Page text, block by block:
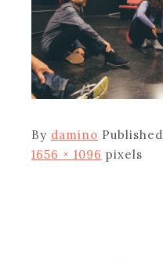
By damino Published
1656 × 1096 pixels